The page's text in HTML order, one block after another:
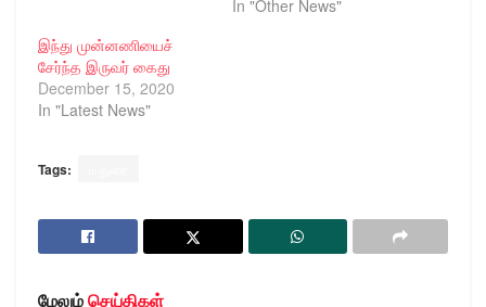
In "Other News"
இந்து முன்னணியைச்
சேர்ந்த இருவர் கைது
December 15, 2020
In "Latest News"
Tags:
மேலும்செய்திகள்